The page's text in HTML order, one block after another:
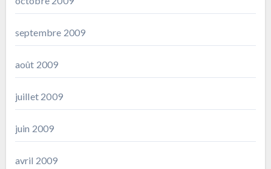
septembre 2009
août 2009
juillet 2009
juin 2009
avril 2009